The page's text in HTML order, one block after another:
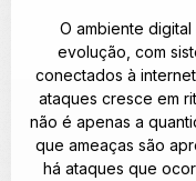
O ambiente
evolução, com
conectados à
ataques cresce em
não é apenas a
que ameaças são
há ataques que